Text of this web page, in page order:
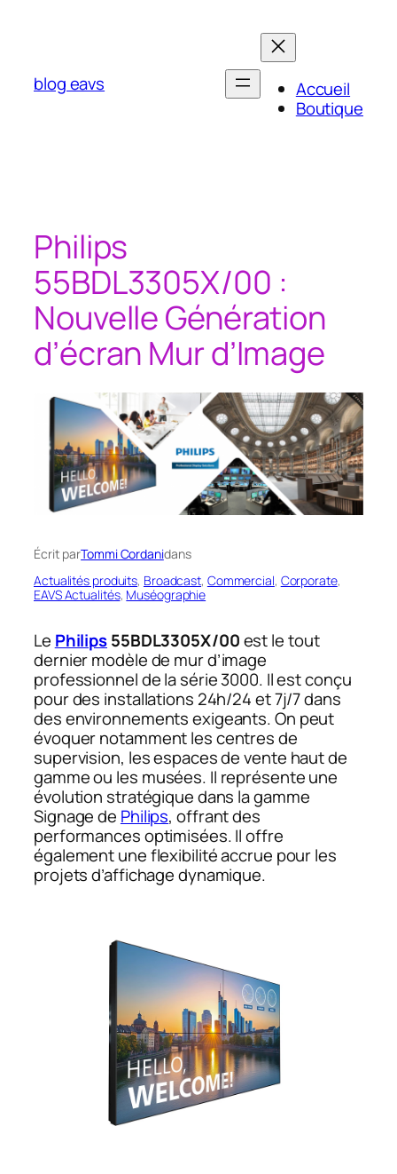
blog eavs
Accueil
Boutique
Philips
55BDL3305X/00 :
Nouvelle Génération
d’écran Mur d’Image
Écrit parTommi Cordanidans
Actualités produits, Broadcast, Commercial, Corporate
EAVS Actualités, Muséographie
Le Philips55BDL3305X/00est le tout
dernier modèle de mur d’image
professionnel de la série 3000. Il est conçu
pour des installations 24h/24 et 7j/7 dans
des environnements exigeants. On peut
évoquer notamment les centres de
supervision, les espaces de vente haut de
gamme ou les musées. Il représente une
évolution stratégique dans la gamme
Signage de Philips, offrant des
performances optimisées. Il offre
également une flexibilité accrue pour les
projets d’affichage dynamique.